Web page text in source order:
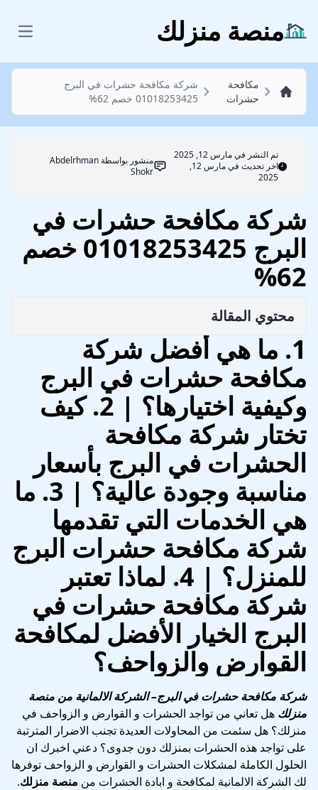
منصة منزلك
مكافحة
حشرات
شركة مكافحة حشرات في البرج
01018253425 خصم 62%
تم النشر فيمارس 12, 2025
اخر تحديث في مارس 12,
2025
منشور بواسطة Abdelrhman
Shokr
شركة مكافحة حشرات في
البرج 01018253425 خصم
62%
محتوي المقالة
1. ما هي أفضل شركة
مكافحة حشرات في البرج
وكيفية اختيارها؟ | 2. كيف
تختار شركة مكافحة
الحشرات في البرج بأسعار
مناسبة وجودة عالية؟ | 3. ما
هي الخدمات التي تقدمها
شركة مكافحة حشرات البرج
للمنزل؟ | 4. لماذا تعتبر
شركة مكافحة حشرات في
البرج الخيار الأفضل لمكافحة
القوارض والزواحف؟
شركة مكافحة حشرات في البرج– الشركة الالمانية من منصة
منزلك هل تعاني من تواجد الحشرات و القوارض و الزواحف في
منزلك؟ هل سئمت من المحاولات العديدة تجنب الاضرار المترتبة
على تواجد هذه الحشرات بمنزلك دون جدوى؟ دعني اخبرك ان
الحلول الكاملة لمشكلات الحشرات و القوارض و الزواحف توفرها
لك الشركة الالمانية لمكافحة و ابادة الحشرات من منصة منزلك.